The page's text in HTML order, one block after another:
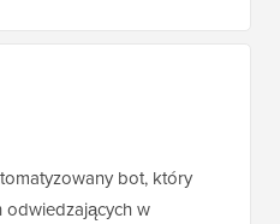
bot, który
w